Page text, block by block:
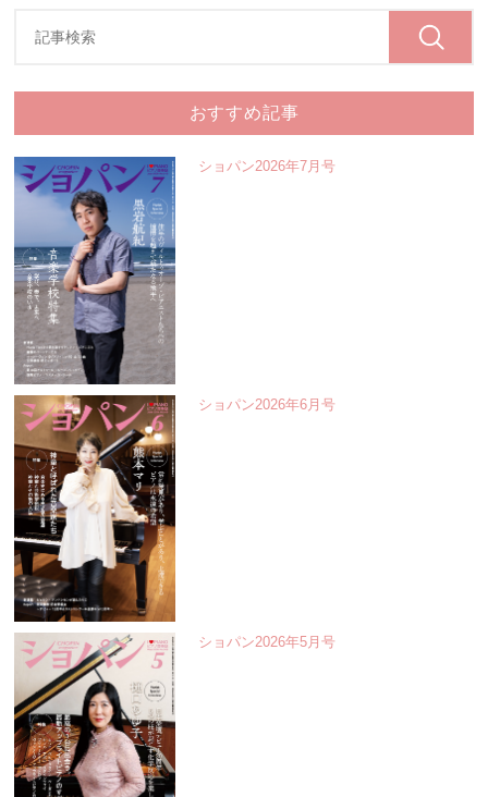
おすすめ記事
ショパン2026年7月号
ショパン2026年6月号
ショパン2026年5月号